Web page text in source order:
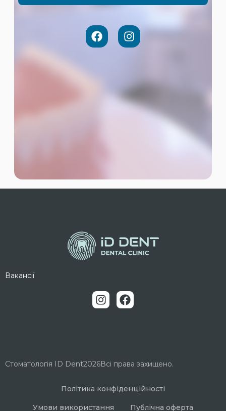
Вакансії
Стоматологія ID Dent2026Всі права захищено.
Політика конфіденційності
Умови використання Публічна оферта